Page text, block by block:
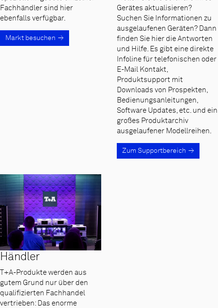
Fachhändler sind hier
ebenfalls verfügbar.
Markt besuchen
Gerätes aktualisieren?
Suchen Sie Informationen zu
ausgelaufenen Geräten? Dann
finden Sie hier die Antworten
und Hilfe. Es gibt eine direkte
Infoline für telefonischen oder
E-Mail Kontakt,
Produktsupport mit
Downloads von Prospekten,
Bedienungsanleitungen,
Software Updates, etc. und ein
großes Produktarchiv
ausgelaufener Modellreihen.
Zum Supportbereich
Händler
T+A-Produkte werden aus
gutem Grund nur über den
qualifizierten Fachhandel
vertrieben: Das enorme